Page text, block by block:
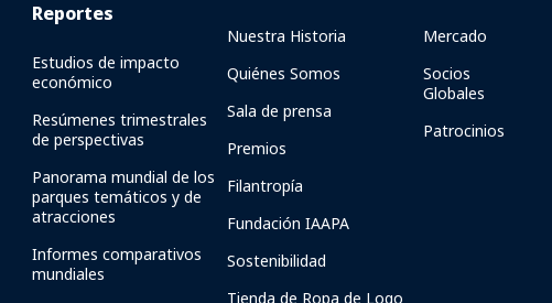
Reportes
Estudios de impacto
económico
Resúmenes trimestrales
de perspectivas
Panorama mundial de los
parques temáticos y de
atracciones
Informes comparativos
mundiales
Nuestra Historia
Quiénes Somos
Sala de prensa
Premios
Filantropía
Fundación IAAPA
Sostenibilidad
Tienda de Ropa de Logo
Mercado
Socios
Globales
Patrocinios